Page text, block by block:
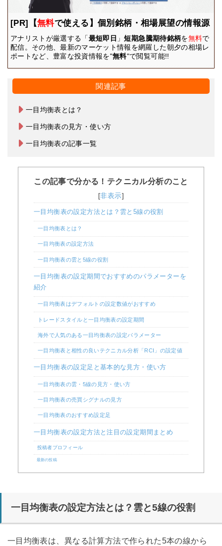
[PR]【無料で使える】個別銘柄・相場展望の情報源
アナリストが厳選する「最短即日 」短期急騰期待銘柄を無料で
配信。その他、最新のマーケット情報を網羅した朝夕の相場レ
ポートなど、豊富な投資情報を"無料"で閲覧可能!!
関連記事
一目均衡表とは？
一目均衡表の見方・使い方
一目均衡表の記事一覧
この記事で分かる！テクニカル分析のこと
[非表示]
一目均衡表の設定方法とは？雲と5線の役割
一目均衡表とは？
一目均衡表の設定方法
一目均衡表の雲と5線の役割
一目均衡表の設定期間でおすすめのパラメーターを
紹介
一目均衡表はデフォルトの設定数値がおすすめ
トレードスタイルと一目均衡表の設定期間
海外で人気のある一目均衡表の設定パラメーター
一目均衡表と相性の良いテクニカル分析「RCI」の設定値
一目均衡表の設定足と基本的な見方・使い方
一目均衡表の雲・5線の見方・使い方
一目均衡表の売買シグナルの見方
一目均衡表のおすすめ設定足
一目均衡表の設定方法と注目の設定期間まとめ
投稿者プロフィール
最新の投稿
一目均衡表の設定方法とは？雲と5線の役割
一目均衡表は、異なる計算方法で作られた5本の線から